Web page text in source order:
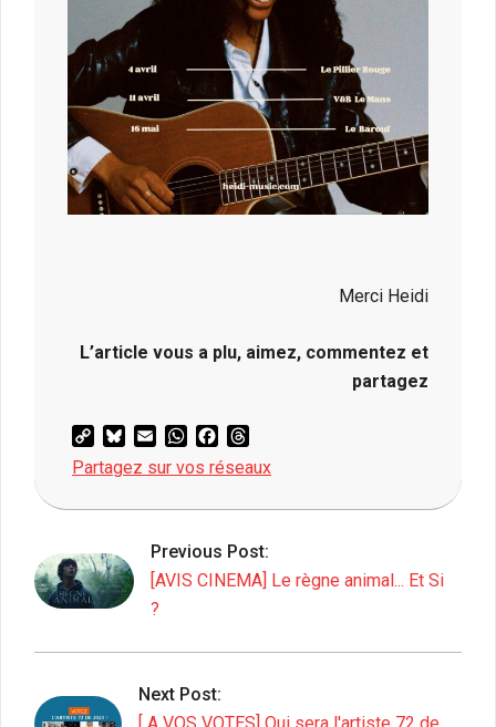
Merci Heidi
L’article vous a plu, aimez, commentez et
partagez
Copy
Link
Bluesky
Email WhatsAppFacebook
Partagez sur vos réseaux
2023-
23
Previous Post:
[AVIS CINEMA] Le règne animal... Et Si
?
Next Post: